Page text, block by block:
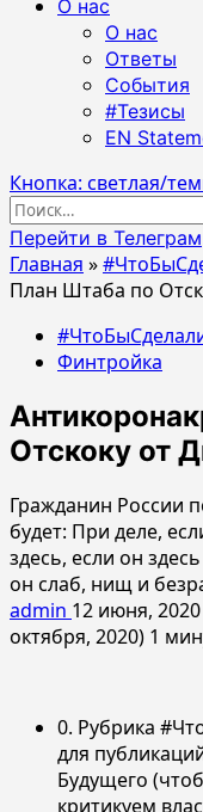
О нас
О нас
Ответы
События
#Тезисы
EN
Кнопка: светлая/
Найти:
Перейти в Телеграм
Главная »
План Штаба по
Финтройка
Отскоку от
Гражданин России
будет: При деле,
здесь, если он
он слаб, нищ и
admin 12 июня,
октября, 2020) 1
0. Рубрика
для
Будущего
критикуем